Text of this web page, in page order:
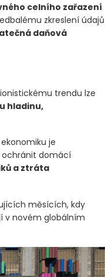
celního zařazení
zkreslení údajů
daňová
trendu lze
hladinu,
je
ochránit domácí
a ztráta
měsících, kdy
v novém globálním